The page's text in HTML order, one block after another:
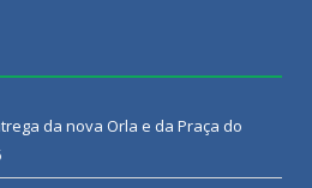
da nova Orla e da Praça do